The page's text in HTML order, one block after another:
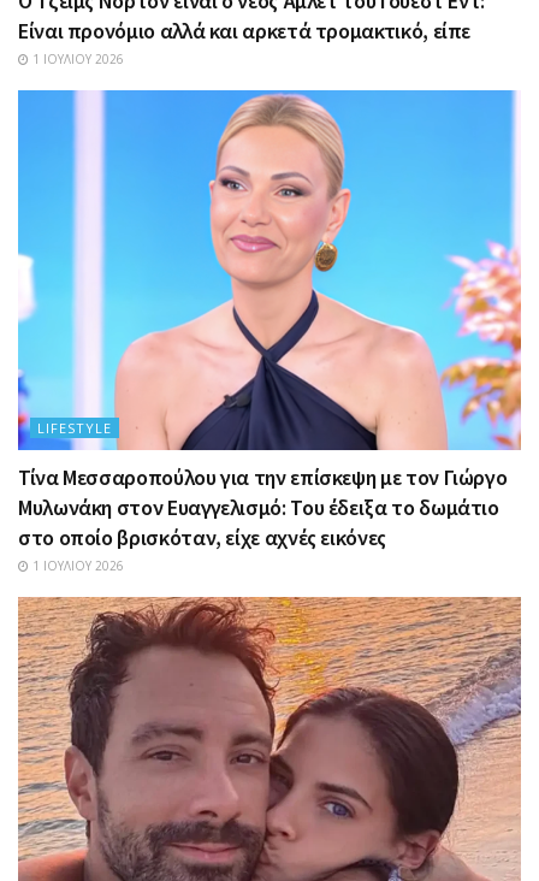
Είναι προνόμιο αλλά και αρκετά τρομακτικό, είπε
1 ΙΟΥΛΊΟΥ 2026
LIFESTYLE
Τίνα Μεσσαροπούλου για την επίσκεψη με τον Γιώργο
Μυλωνάκη στον Ευαγγελισμό: Του έδειξα το δωμάτιο
στο οποίο βρισκόταν, είχε αχνές εικόνες
1 ΙΟΥΛΊΟΥ 2026